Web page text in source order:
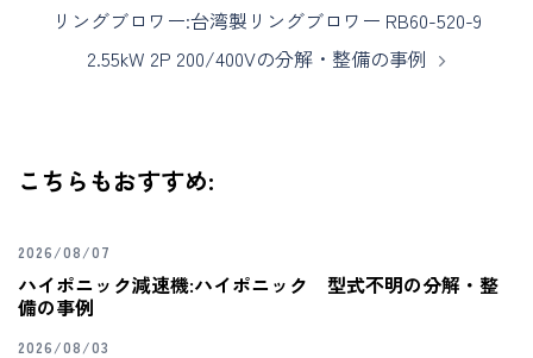
リングブロワー:台湾製リングブロワー RB60-520-9
2.55kW 2P 200/400Vの分解・整備の事例
こちらもおすすめ:
2026/08/07
ハイポニック減速機:ハイポニック 型式不明の分解・整
備の事例
2026/08/03